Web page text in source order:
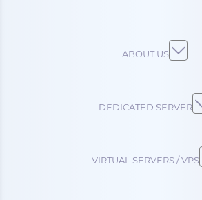
ABOUT US
DEDICATED SERVER
VIRTUAL SERVERS / VPS